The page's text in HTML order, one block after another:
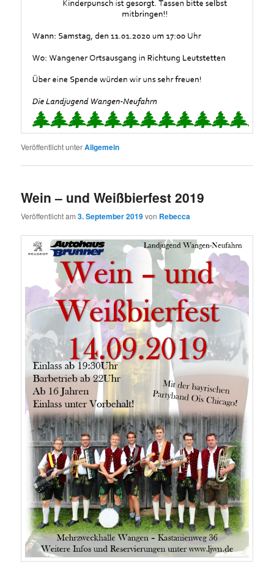
Veröffentlicht unterAllgemein
Wein – und Weißbierfest 2019
Veröffentlicht am3. September 2019von Rebecca